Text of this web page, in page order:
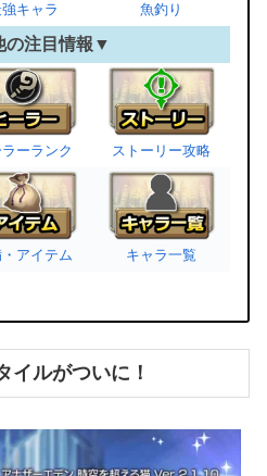
キャラ 魚釣り
の注目情報▼
ラーランク ストーリー攻略
アイテム キャラ一覧
イルがついに！